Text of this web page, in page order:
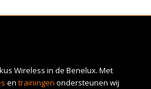
Wireless in de Benelux. Met
en trainingen ondersteunen wij